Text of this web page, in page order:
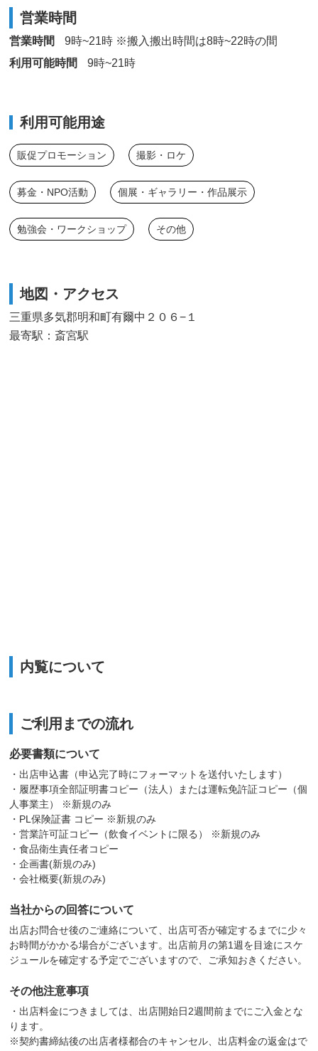
営業時間
営業時間
9時~21時 ※搬入搬出時間は8時~22時の間
利用可能時間
9時~21時
利用可能用途
販促プロモーション 撮影・ロケ
募金・NPO活動 個展・ギャラリー・作品展示
勉強会・ワークショップ その他
地図・アクセス
三重県多気郡明和町有爾中２０６−１
最寄駅：斎宮駅
内覧について
ご利用までの流れ
必要書類について
・出店申込書（申込完了時にフォーマットを送付いたします）
・履歴事項全部証明書コピー（法人）または運転免許証コピー（個
人事業主） ※新規のみ
・PL保険証書 コピー ※新規のみ
・営業許可証コピー（飲食イベントに限る） ※新規のみ
・食品衛生責任者コピー
・企画書(新規のみ)
・会社概要(新規のみ)
当社からの回答について
出店お問合せ後のご連絡について、出店可否が確定するまでに少々
お時間がかかる場合がございます。出店前月の第1週を目途にスケ
ジュールを確定する予定でございますので、ご承知おきください。
その他注意事項
・出店料金につきましては、出店開始日2週間前までにご入金とな
ります。
※契約書締結後の出店者様都合のキャンセル、出店料金の返金はで